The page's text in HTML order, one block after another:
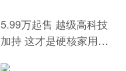
5.99万起售 越级高科技
加持 这才是硬核家用轿